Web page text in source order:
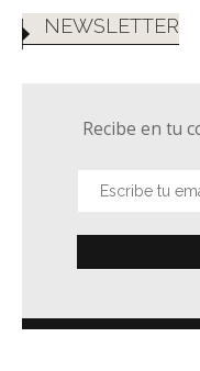
NEWSLETTER
Recibe en tu